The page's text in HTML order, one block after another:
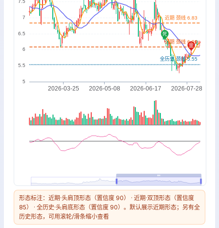
形态标注：近期·头肩顶形态（置信度 90） · 近期·双顶形态（置信度
85） · 全历史·头肩底形态（置信度 90）。默认展示近期形态；另有全
历史形态，可用滚轮/滑条缩小查看